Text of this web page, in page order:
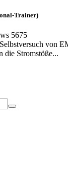
Trainer)
5675
von
die Stromstöße...